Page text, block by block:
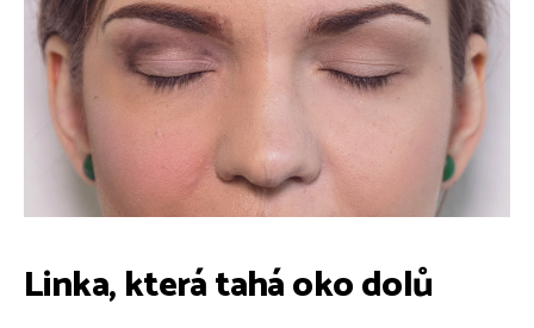
Linka, která tahá oko dolů